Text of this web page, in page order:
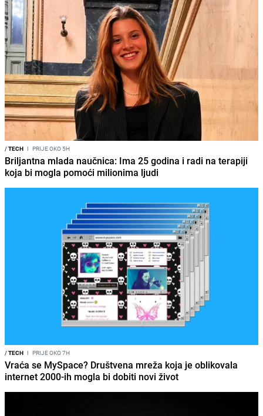
/TECH I PRIJE OKO 5H
Briljantna mlada naučnica: Ima 25 godina i radi na terapiji
koja bi mogla pomoći milionima ljudi
/TECH I PRIJE OKO 7H
Vraća se MySpace? Društvena mreža koja je oblikovala
internet 2000-ih mogla bi dobiti novi život